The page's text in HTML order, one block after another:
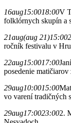
16aug15:0018:00V
folklórnych skupín a
21aug(aug 21)15:00
ročník festivalu v
22aug15:0017:00
posedenie
29aug10:0015:00
vo varení tradičných
29aug17:0023:002.